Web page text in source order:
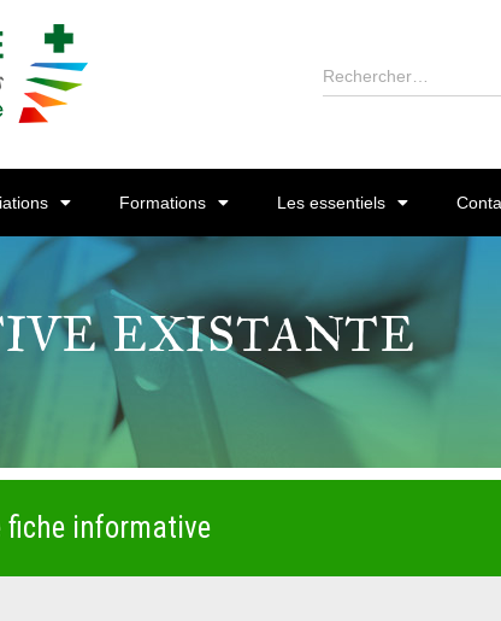
Rechercher…
Formations Les essentiels
EXISTANTE
fiche informative